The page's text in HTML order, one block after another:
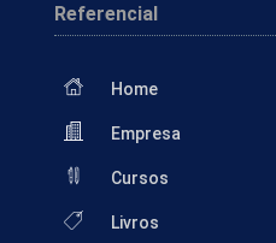
Referencial
Home
Empresa
Cursos
Livros